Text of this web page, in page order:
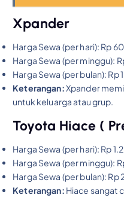
Xpander
Harga Sewa (per hari): Rp
Harga Sewa (per minggu):
Harga Sewa (per bulan):
Keterangan:Xpander
untuk keluarga atau grup.
Toyota Hiace (
Harga Sewa (per hari): Rp
Harga Sewa (per minggu):
Harga Sewa (per bulan):
Keterangan: Hiace sangat